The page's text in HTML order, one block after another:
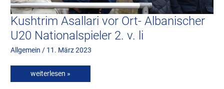
Kushtrim Asallari vor Ort- Albanischer
U20 Nationalspieler 2. v. li
Allgemein / 11. März 2023
weiterlesen »